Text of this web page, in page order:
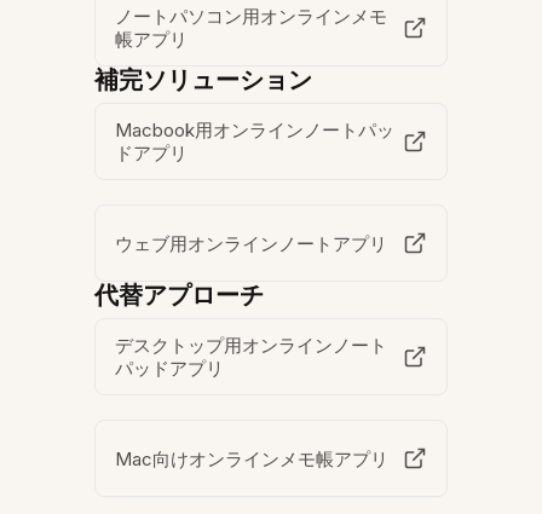
ノートパソコン用オンラインメモ
帳アプリ
補完ソリューション
Macbook用オンラインノートパッ
ドアプリ
ウェブ用オンラインノートアプリ
代替アプローチ
デスクトップ用オンラインノート
パッドアプリ
Mac向けオンラインメモ帳アプリ